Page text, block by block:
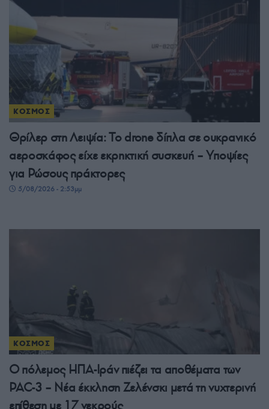
ΚΟΣΜΟΣ
Θρίλερ στη Λειψία: Το drone δίπλα σε ουκρανικό
αεροσκάφος είχε εκρηκτική συσκευή – Υποψίες
για Ρώσους πράκτορες
5/08/2026 - 2:53μμ
ΚΟΣΜΟΣ
Ο πόλεμος ΗΠΑ-Ιράν πιέζει τα αποθέματα των
PAC-3 – Νέα έκκληση Ζελένσκι μετά τη νυχτερινή
επίθεση με 17 νεκρούς